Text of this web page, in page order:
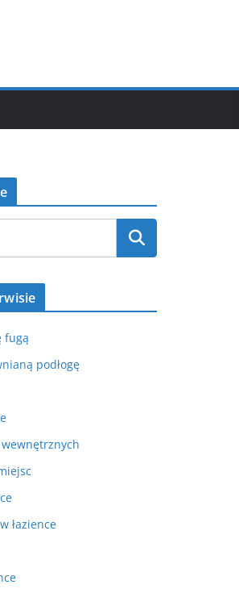
fugą
podłogę
łazience